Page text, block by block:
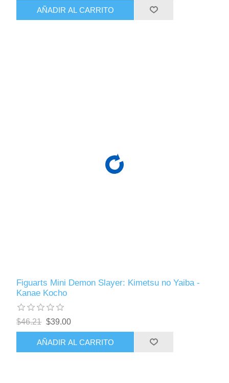
AÑADIR AL CARRITO
Figuarts Mini Demon Slayer: Kimetsu no Yaiba -
Kanae Kocho
$46.21 $39.00
AÑADIR AL CARRITO